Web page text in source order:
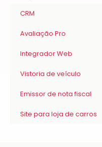
CRM
Avaliação Pro
Integrador Web
Vistoria de veículo
Emissor de nota fiscal
Site para loja de carros